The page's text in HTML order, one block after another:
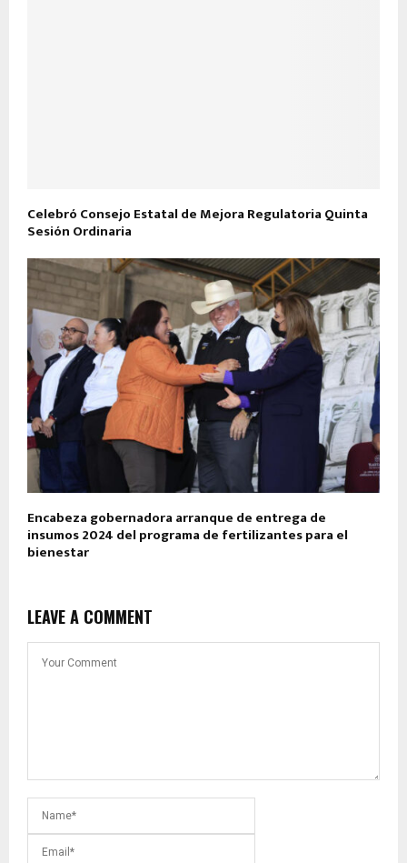
Celebró Consejo Estatal de Mejora Regulatoria Quinta
Sesión Ordinaria
Encabeza gobernadora arranque de entrega de
insumos 2024 del programa de fertilizantes para el
bienestar
LEAVE A COMMENT